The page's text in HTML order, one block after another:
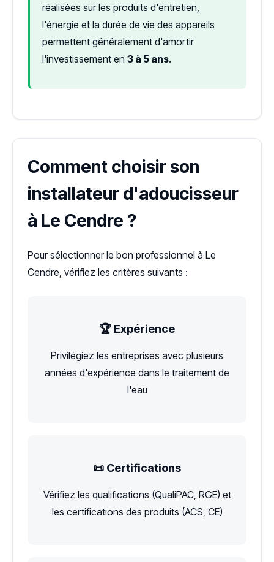
réalisées sur les produits d'entretien,
l'énergie et la durée de vie des appareils
permettent généralement d'amortir
l'investissement en 3 à 5 ans.
Comment choisir son
installateur d'adoucisseur
à Le Cendre ?
Pour sélectionner le bon professionnel à Le
Cendre, vérifiez les critères suivants :
🏆 Expérience
Privilégiez les entreprises avec plusieurs
années d'expérience dans le traitement de
l'eau
📜 Certifications
Vérifiez les qualifications (QualiPAC, RGE) et
les certifications des produits (ACS, CE)